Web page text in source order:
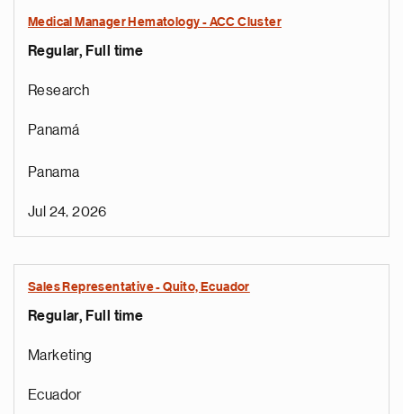
Medical Manager Hematology - ACC Cluster
Regular, Full time
Research
Panamá
Panama
Jul 24, 2026
Sales Representative - Quito, Ecuador
Regular, Full time
Marketing
Ecuador